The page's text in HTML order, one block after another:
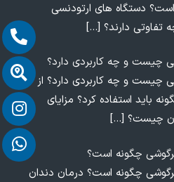
دستگاه های ارتودنسی
تفاوتی دارند؟[…]
چیست و چه کاربردی دارد؟
چیست و چه کاربردی دارد؟ از
باید استفاده کرد؟ مزایای
چیست؟[…]
چگونه است؟
چگونه است؟ درمان دندان